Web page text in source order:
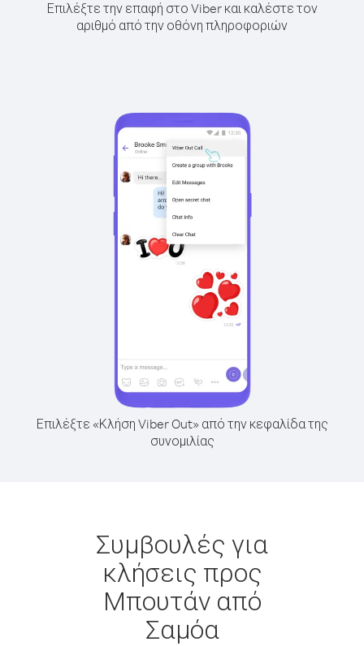
Επιλέξτε την επαφή στο Viber και καλέστε τον
αριθμό από την οθόνη πληροφοριών
Επιλέξτε «Κλήση Viber Out» από την κεφαλίδα της
συνομιλίας
Συμβουλές για
κλήσεις προς
Μπουτάν από
Σαμόα